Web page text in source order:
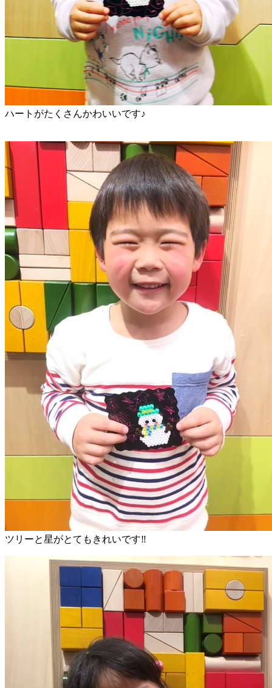
ハートがたくさんかわいいです♪
ツリーと星がとてもきれいです‼